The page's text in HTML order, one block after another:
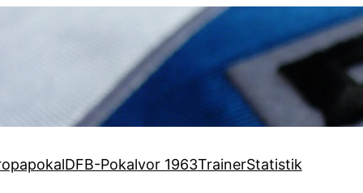
DFB-Pokalvor 1963TrainerStatistik